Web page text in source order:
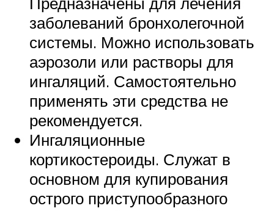
заболеваний бронхолегочной
системы. Можно использовать
аэрозоли или растворы для
ингаляций. Самостоятельно
применять эти средства не
рекомендуется.
Ингаляционные
кортикостероиды. Служат в
основном для купирования
острого приступообразного